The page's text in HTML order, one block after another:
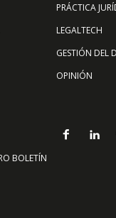
PRÁCTICA
LEGALTECH
GESTIÓN DEL
OPINIÓN
BOLETÍN